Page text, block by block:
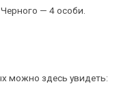
— 4 особи.
можно здесь увидеть: